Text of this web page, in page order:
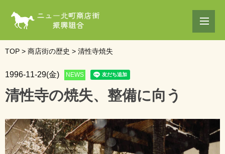
TOP > 商店街の歴史 > 清性寺焼失
1996-11-29(金) NEWS
清性寺の焼失、整備に向う